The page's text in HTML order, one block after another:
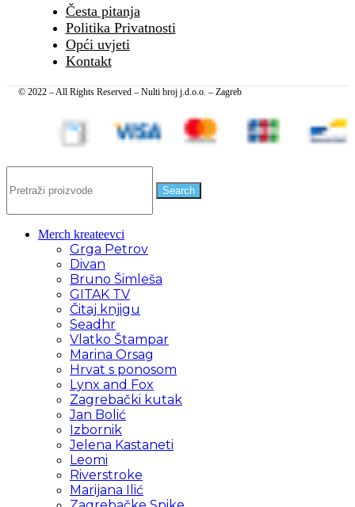
Česta pitanja
Politika Privatnosti
Opći uvjeti
Kontakt
© 2022 – All Rights Reserved – Nulti broj j.d.o.o. – Zagreb
Search
Merch kreateevci
Grga Petrov
Divan
Bruno Šimleša
GITAK TV
Čitaj knjigu
Seadhr
Vlatko Štampar
Marina Orsag
Hrvat s ponosom
Lynx and Fox
Zagrebački kutak
Jan Bolić
Izbornik
Jelena Kastaneti
Leomi
Riverstroke
Marijana Ilić